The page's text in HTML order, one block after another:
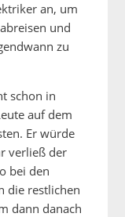
an, um
und
zu
schon in
auf dem
Er würde
verließ der
bei den
die restlichen
dann danach